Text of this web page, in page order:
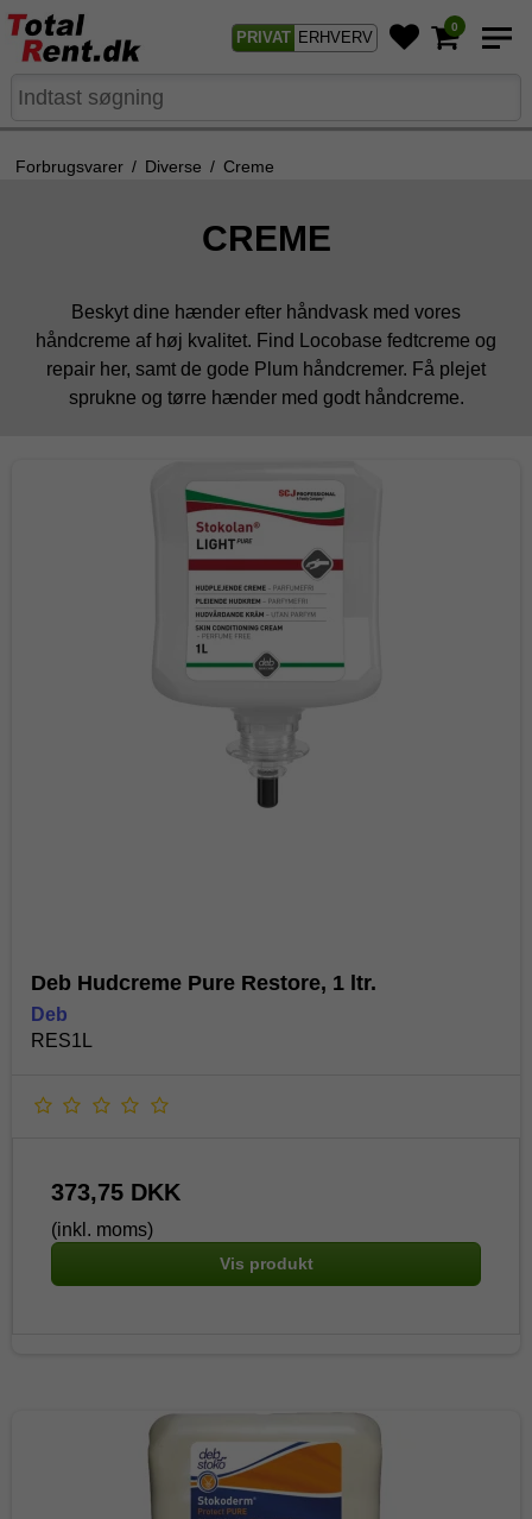
PRIVAT ERHVERV
0
Forbrugsvarer / Diverse / Creme
CREME
Beskyt dine hænder efter håndvask med vores
håndcreme af høj kvalitet. Find Locobase fedtcreme og
repair her, samt de gode Plum håndcremer. Få plejet
sprukne og tørre hænder med godt håndcreme.
Deb Hudcreme Pure Restore, 1 ltr.
Deb
RES1L
373,75 DKK
(inkl. moms)
Vis produkt